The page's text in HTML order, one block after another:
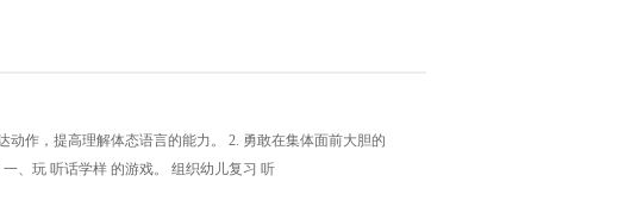
作，提高理解体态语言的能力。 2. 勇敢在集体面前大胆的
、玩 听话学样 的游戏。 组织幼儿复习 听